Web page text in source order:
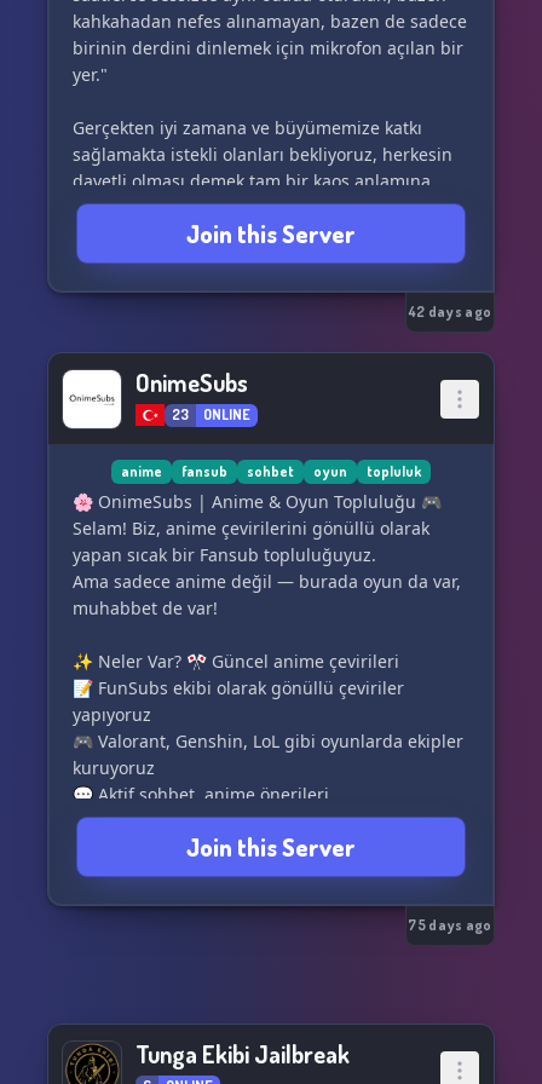
kahkahadan nefes alınamayan, bazen de sadece
birinin derdini dinlemek için mikrofon açılan bir
yer."
Gerçekten iyi zamana ve büyümemize katkı
sağlamakta istekli olanları bekliyoruz, herkesin
davetli olması demek tam bir kaos anlamına
gelsede, koruma için gerekli şeylere ''şimdilik''
sahibiz, olası her türlü problemden bizler
sorumluyuz, buraya girecekseniz, amacınızın
eğlence veya huzur olduğunu kesinleştirin, ara
ara sakinlik bekleyin, çünkü bizim kesin hedef,
yer, her an canlı olması umurumuzda değil.
Join this Server
42 days ago
OnimeSubs
23 ONLINE
anime fansub sohbet oyun topluluk
🌸 OnimeSubs | Anime & Oyun Topluluğu 🎮
Selam! Biz, anime çevirilerini gönüllü olarak
yapan sıcak bir Fansub topluluğuyuz.
Ama sadece anime değil — burada oyun da var,
muhabbet de var!
✨ Neler Var? 🎌 Güncel anime çevirileri
📝 FunSubs ekibi olarak gönüllü çeviriler
yapıyoruz
🎮 Valorant, Genshin, LoL gibi oyunlarda ekipler
kuruyoruz
💬 Aktif sohbet, anime önerileri...
🌈 Samimi ve destekleyici bir ortam
🚀 FunSubs Alımları Açık!
🧠 Çeviri yapıyorum diyorsan,
Join this Server
75 days ago
Tunga Ekibi Jailbreak